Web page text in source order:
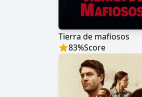
Tierra de mafiosos
83%Score